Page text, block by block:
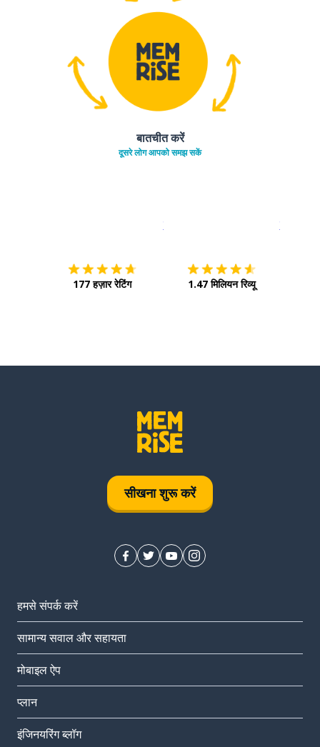
बातचीत करें
दूसरे लोग आपको समझ सकें
इस पर डाउनलोड करें ऐप स्टोर
177 हज़ार रेटिंग
इसे चालू
1.47 मिलियन रिव्यू
सीखना शुरू करें
हमसे संपर्क करें
सामान्य सवाल और सहायता
मोबाइल ऐप
प्‍लान
इंजिनयरिंग ब्लॉग